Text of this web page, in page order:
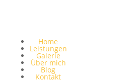
Home
Leistungen
Galerie
Über mich
Blog
Kontakt